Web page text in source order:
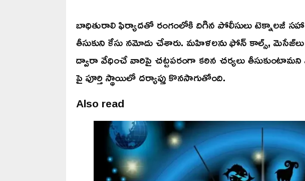
బాధితురాలి ఫిర్యాదతో రంగంలోకి దిగిన పోలీసులు టెక్నాలజీ
తీసుకుని కేసు నమోదు చేశారు. మహిళలను ఫోన్ కాల్స్,
ద్వారా వేధించే వారిపై చట్టపరంగా కఠిన చర్యలు
పై పూర్తి స్థాయిలో దర్యాప్తు కొనసాగుతోంది.
Also read